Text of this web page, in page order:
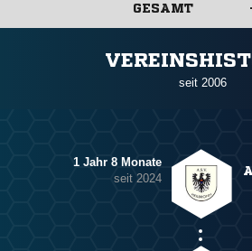
GESAMT
seit 2006
1 Jahr 8 Monate
seit 2024